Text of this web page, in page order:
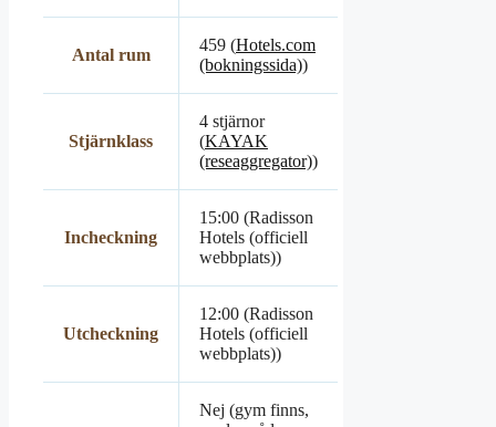
Antal rum
459 (Hotels.com
(bokningssida))
Stjärnklass
4 stjärnor
(KAYAK
(reseaggregator))
Incheckning
15:00 (Radisson
Hotels (officiell
webbplats))
Utcheckning
12:00 (Radisson
Hotels (officiell
webbplats))
Nej (gym finns,